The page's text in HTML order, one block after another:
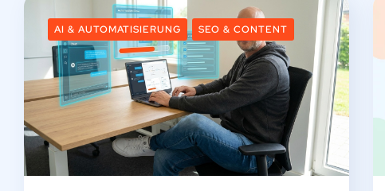
AI & AUTOMATISIERUNG SEO & CONTENT